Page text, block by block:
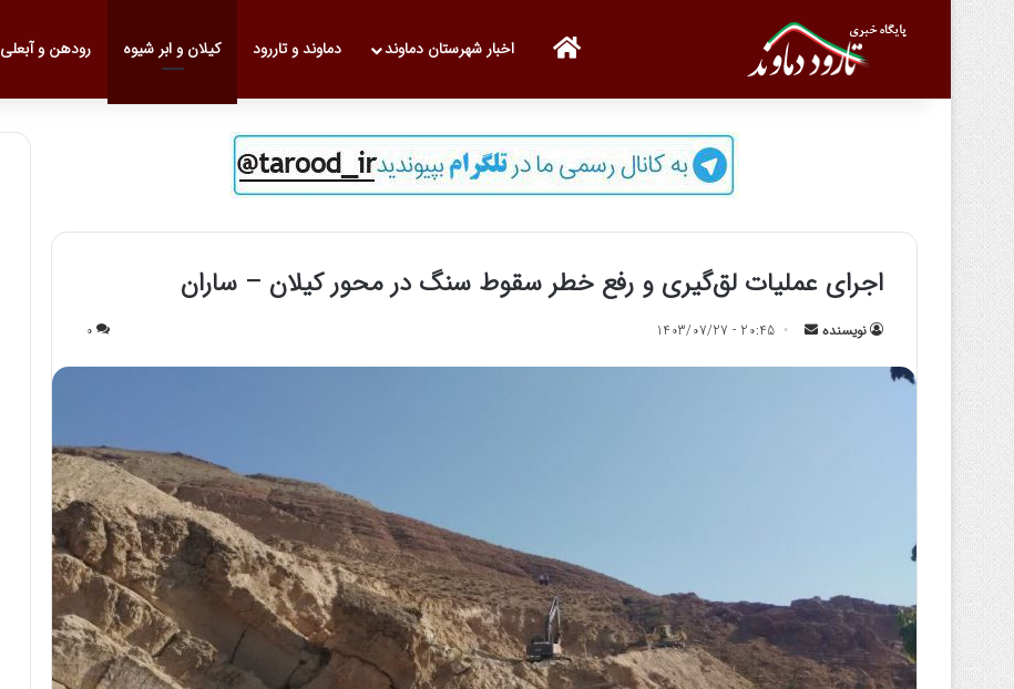
صفحه نخست
اخبار شهرستان دماوند دماوند و تاررود کیلان و ابر شیوه رودهن و آبعلی
اجرای عملیات لق‌گیری و رفع خطر سقوط سنگ در محور کیلان – ساران
نویسنده
ی
ل
20:45 - 1403/07/27
0